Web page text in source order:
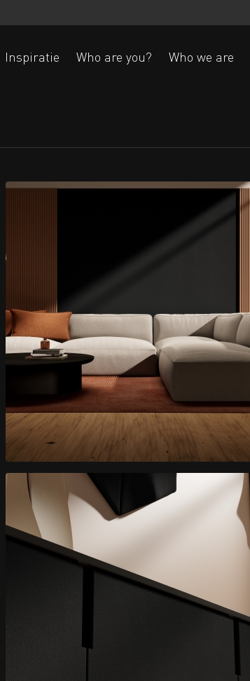
Inspiratie Who are you? Who we are